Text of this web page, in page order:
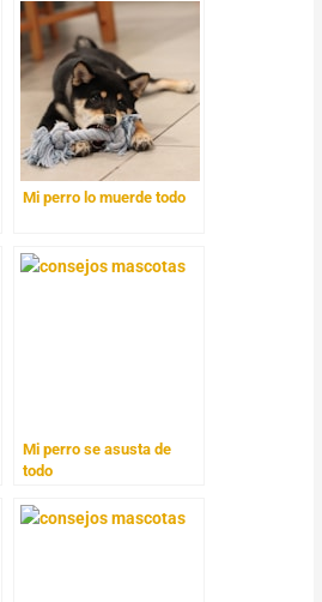
Mi perro lo muerde todo
Mi perro se asusta de
todo